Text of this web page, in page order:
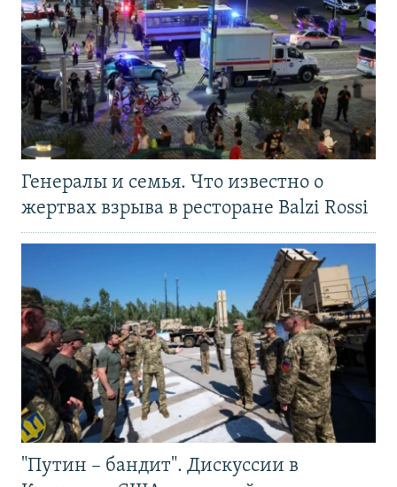
Генералы и семья. Что известно о
жертвах взрыва в ресторане Balzi Rossi
"Путин – бандит". Дискуссии в